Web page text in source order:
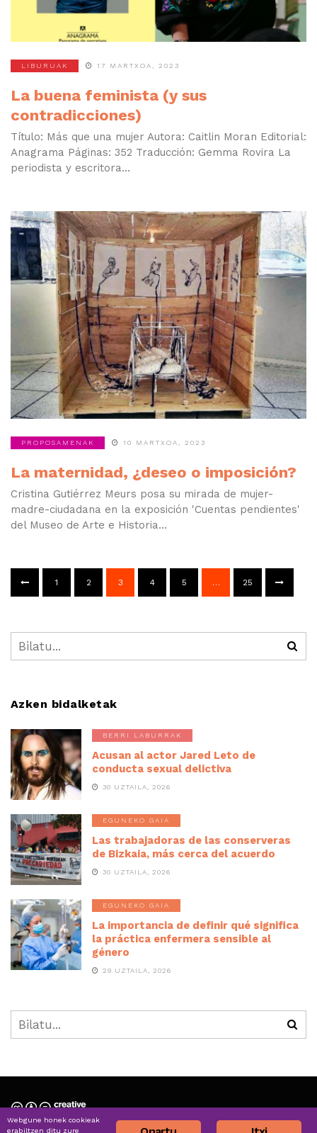
LIBURUAK 17 MARTXOA, 2023
La buena feminista (y sus
contradicciones)
Título: Más que una mujer Autora: Caitlin Moran Editorial:
Anagrama Páginas: 352 Traducción: Gemma Rovira La
periodista y escritora...
PROPOSAMENAK 10 MARTXOA, 2023
La maternidad, ¿deseo o imposición?
Cristina Gutiérrez Meurs posa su mirada de mujer-
madre-ciudadana en la exposición 'Cuentas pendientes'
del Museo de Arte e Historia...
1 2 3 4 5 … 25
Azken bidalketak
BERRI LABURRAK
Acusan al actor Jared Leto de
conducta sexual delictiva
30 UZTAILA, 2026
EGUNEKO GAIA
Las trabajadoras de las conserveras
de Bizkaia, más cerca del acuerdo
30 UZTAILA, 2026
EGUNEKO GAIA
La importancia de definir qué significa
la práctica enfermera sensible al
género
29 UZTAILA, 2026
Nortzuk gara » Quiénes somos
Webgune honek cookieak
erabiltzen ditu zure